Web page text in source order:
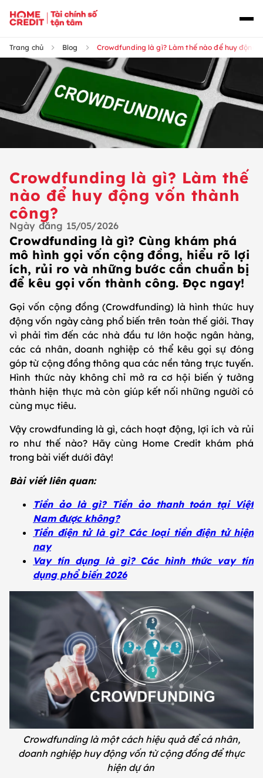
Trang chủ Blog Crowdfunding là gì? Làm thế nào để huy động
Crowdfunding là gì? Làm thế
nào để huy động vốn thành
công?
Ngày đăng 15/05/2026
Crowdfunding là gì? Cùng khám phá
mô hình gọi vốn cộng đồng, hiểu rõ lợi
ích, rủi ro và những bước cần chuẩn bị
để kêu gọi vốn thành công. Đọc ngay!
Gọi vốn cộng đồng (Crowdfunding) là hình thức huy
động vốn ngày càng phổ biến trên toàn thế giới. Thay
vì phải tìm đến các nhà đầu tư lớn hoặc ngân hàng,
các cá nhân, doanh nghiệp có thể kêu gọi sự đóng
góp từ cộng đồng thông qua các nền tảng trực tuyến.
Hình thức này không chỉ mở ra cơ hội biến ý tưởng
thành hiện thực mà còn giúp kết nối những người có
cùng mục tiêu.
Vậy crowdfunding là gì, cách hoạt động, lợi ích và rủi
ro như thế nào? Hãy cùng Home Credit khám phá
trong bài viết dưới đây!
Bài viết liên quan:
Tiền ảo là gì? Tiền ảo thanh toán tại Việt
Nam được không?
Tiền điện tử là gì? Các loại tiền điện tử hiện
nay
Vay tín dụng là gì? Các hình thức vay tín
dụng phổ biến 2026
Crowdfunding là một cách hiệu quả để cá nhân,
doanh nghiệp huy động vốn từ cộng đồng để thực
hiện dự án